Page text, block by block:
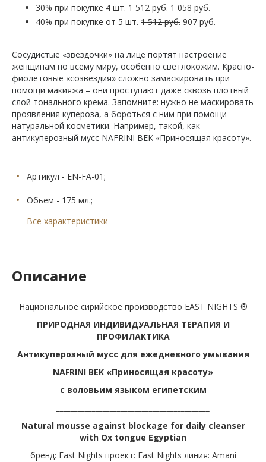
30% при покупке 4 шт. 1 512 руб. 1 058 руб.
40% при покупке от 5 шт. 1 512 руб. 907 руб.
Сосудистые «звездочки» на лице портят настроение
женщинам по всему миру, особенно светлокожим. Красно-
фиолетовые «созвездия» сложно замаскировать при
помощи макияжа – они проступают даже сквозь плотный
слой тонального крема. Запомните: нужно не маскировать
проявления купероза, а бороться с ним при помощи
натуральной косметики. Например, такой, как
антикуперозный мусс NAFRINI BEK «Приносящая красоту».
Артикул - EN-FA-01;
Обьем - 175 мл.;
Все характеристики
Описание
Национальное сирийское производство EAST NIGHTS ®
ПРИРОДНАЯ ИНДИВИДУАЛЬНАЯ ТЕРАПИЯ И
ПРОФИЛАКТИКА
Антикуперозный мусс для ежедневного умывания
NAFRINI BEK «Приносящая красоту»
с воловьим языком египетским
Natural mousse against blockage for daily cleanser
with Ox tongue Egyptian
бренд: East Nights проект: East Nights линия: Amani